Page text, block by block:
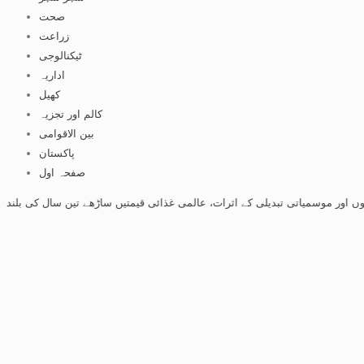
صحت
زراعت
ٹیکنالوجی
اداریہ
کھیل
کالم اور تجزیہ
بین الاقوامی
پاکستان
صفحہ اول
تبدیلی کے اثرات، عالمی غذائی قیمتیں ساڑھے تین سال کی بلند ترین سطح